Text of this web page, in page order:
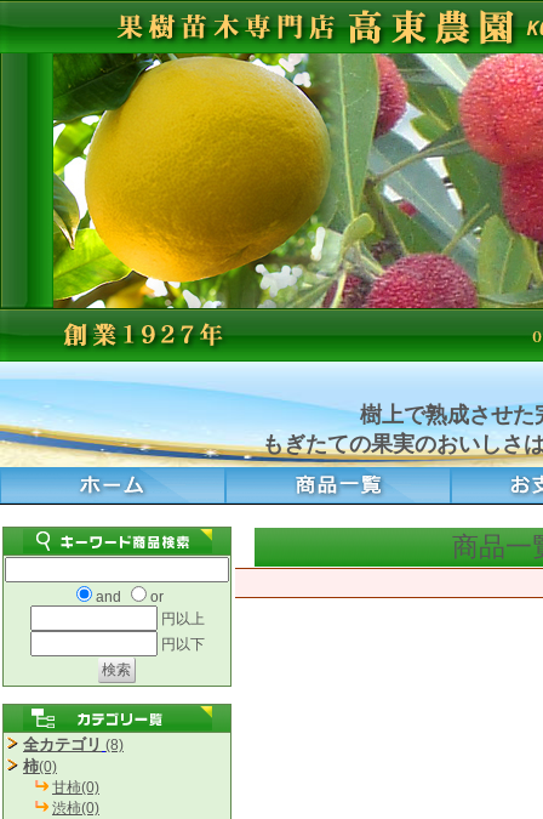
樹上で熟成させた
もぎたての果実のおいしさ
and
or
円以上
円以下
全カテゴリ (8)
柿(0)
甘柿(0)
渋柿(0)
商品一